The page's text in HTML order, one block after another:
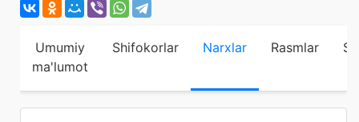
Umumiy
ma'lumot
Shifokorlar Narxlar Rasmlar